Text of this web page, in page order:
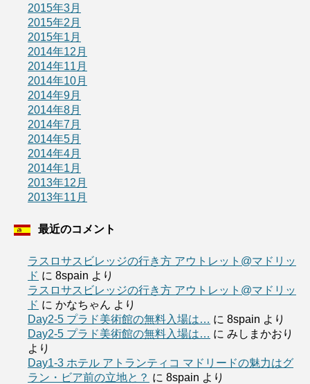
2015年3月
2015年2月
2015年1月
2014年12月
2014年11月
2014年10月
2014年9月
2014年8月
2014年7月
2014年5月
2014年4月
2014年1月
2013年12月
2013年11月
最近のコメント
ラスロサスビレッジの行き方 アウトレット@マドリッ
ド に 8spain より
ラスロサスビレッジの行き方 アウトレット@マドリッ
ド に かなちゃん より
Day2-5 プラド美術館の無料入場は… に 8spain より
Day2-5 プラド美術館の無料入場は… に みしまかおり
より
Day1-3 ホテル アトランティコ マドリードの魅力はグ
ラン・ビア前の立地と？ に 8spain より